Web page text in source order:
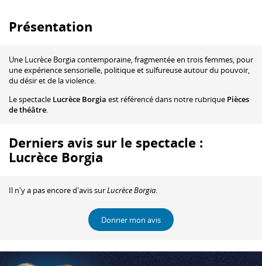
Présentation
Une Lucrèce Borgia contemporaine, fragmentée en trois femmes, pour
une expérience sensorielle, politique et sulfureuse autour du pouvoir,
du désir et de la violence.
Le spectacle Lucrèce Borgia est référencé dans notre rubrique Pièces
de théâtre.
Derniers avis sur le spectacle :
Lucrèce Borgia
Il n'y a pas encore d'avis surLucrèce Borgia.
Donner mon avis